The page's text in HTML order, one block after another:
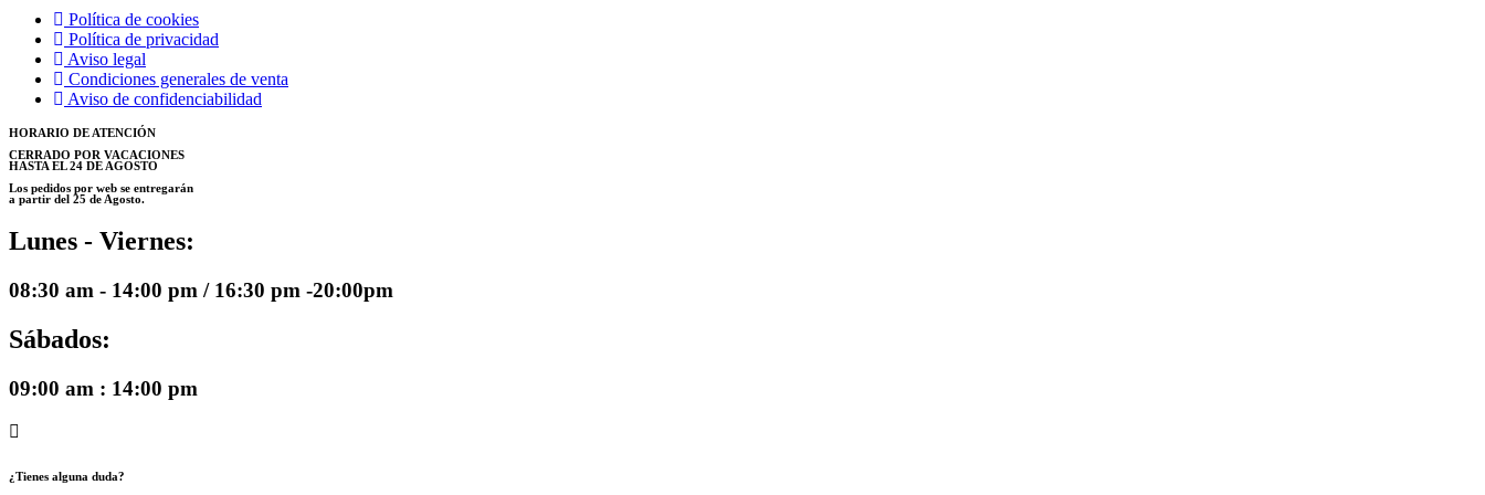
Política de cookies
Política de privacidad
Aviso legal
Condiciones generales de venta
Aviso de confidenciabilidad
HORARIO DE ATENCIÓN
CERRADO POR VACACIONES
HASTA EL 24 DE AGOSTO
Los pedidos por web se entregarán
a partir del 25 de Agosto.
Lunes - Viernes:
08:30 am - 14:00 pm / 16:30 pm -20:00pm
Sábados:
09:00 am : 14:00 pm
¿Tienes alguna duda?